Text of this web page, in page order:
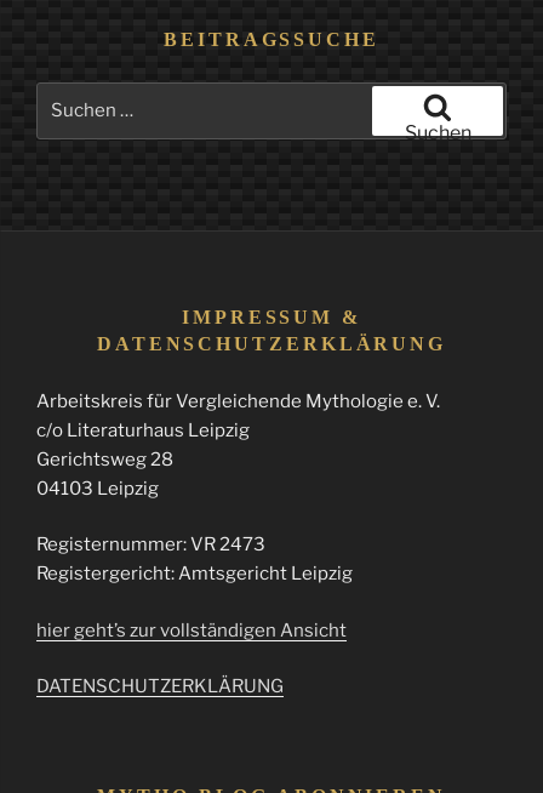
BEITRAGSSUCHE
Suchen
IMPRESSUM &
DATENSCHUTZERKLÄRUNG
Arbeitskreis für Vergleichende Mythologie e. V.
c/o Literaturhaus Leipzig
Gerichtsweg 28
04103 Leipzig
Registernummer: VR 2473
Registergericht: Amtsgericht Leipzig
hier geht’s zur vollständigen Ansicht
DATENSCHUTZERKLÄRUNG